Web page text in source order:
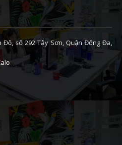
Đô, số 292 Tây Sơn, Quận Đống Đa,